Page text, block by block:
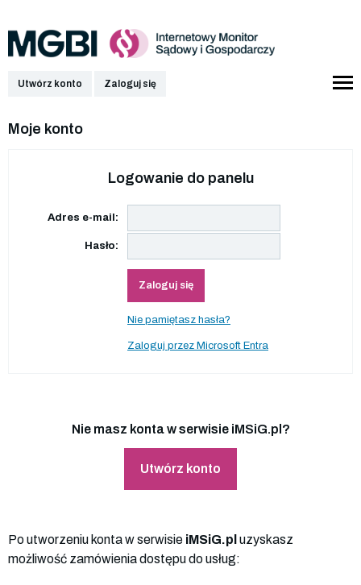
Utwórz konto Zaloguj się
Moje konto
Logowanie do panelu
Adres e-mail:
Hasło:
Zaloguj się
Nie pamiętasz hasła?
Zaloguj przez Microsoft Entra
Nie masz konta w serwisie iMSiG.pl?
Utwórz konto
Po utworzeniu konta w serwisie iMSiG.pl uzyskasz
możliwość zamówienia dostępu do usług: